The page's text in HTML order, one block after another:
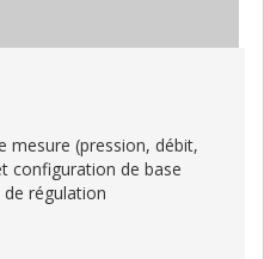
mesure (pression, débit,
configuration de base
régulation